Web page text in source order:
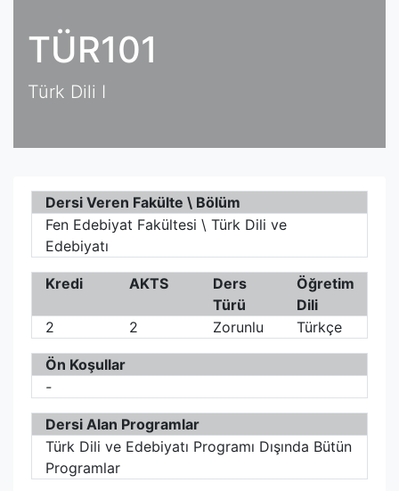
TÜR101
Türk Dili I
Dersi Veren Fakülte \ Bölüm
Fen Edebiyat Fakültesi \ Türk Dili ve
Edebiyatı
Kredi AKTS
Ders
Türü
Öğretim
Dili
2
2 Zorunlu Türkçe
Ön Koşullar
-
Dersi Alan Programlar
Türk Dili ve Edebiyatı Programı Dışında Bütün
Programlar